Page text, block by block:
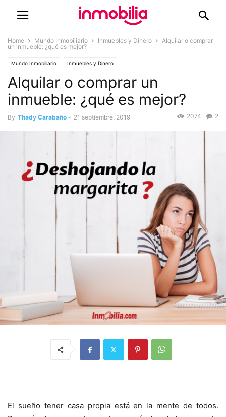
Home Mundo Inmobiliario Inmuebles y Dinero
Alquilar o comprar
un inmueble: ¿qué es mejor?
Mundo Inmobiliario Inmuebles y Dinero
Alquilar o comprar un
inmueble: ¿qué es mejor?
By Thady Carabaño - 21 septiembre, 2019 2
2074
El sueño tener casa propia está en la mente de todos.